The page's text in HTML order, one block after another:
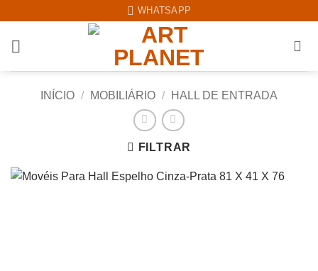
content
WHATSAPP
INÍCIO / MOBILIÁRIO / HALL DE ENTRADA
FILTRAR